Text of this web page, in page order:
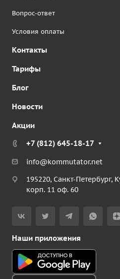
Вопрос-ответ
Условия оплаты
Контакты
Тарифы
Блог
Новости
Акции
+7 (812) 645-18-17
info@kommutator.net
195220, Санкт-Петербург,
корп. 11 оф. 60
Наши приложения